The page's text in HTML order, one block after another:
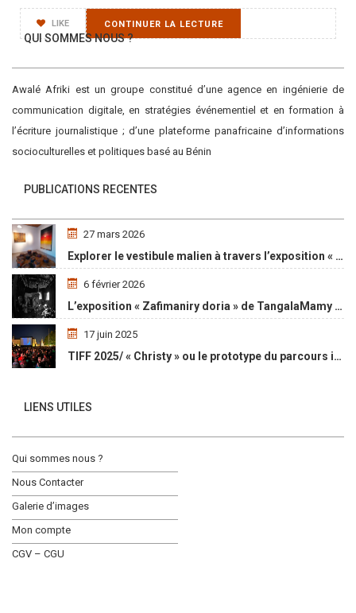
LIKE CONTINUER LA LECTURE
QUI SOMMES NOUS ?
Awalé Afriki est un groupe constitué d’une agence en ingénierie de
communication digitale, en stratégies événementiel et en formation à
l’écriture journalistique ; d’une plateforme panafricaine d’informations
socioculturelles et politiques basé au Bénin
PUBLICATIONS RECENTES
27 mars 2026
Explorer le vestibule malien à travers l’exposition « Maaya Bulon »
6 février 2026
L’exposition « Zafimaniry doria » de TangalaMamy honore la mémoire d’un peuple malgache
17 juin 2025
TIFF 2025/ « Christy » ou le prototype du parcours initiatique
LIENS UTILES
Qui sommes nous ?
Nous Contacter
Galerie d’images
Mon compte
CGV – CGU